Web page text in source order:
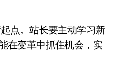
点。站长要主动学习新
在变革中抓住机会，实